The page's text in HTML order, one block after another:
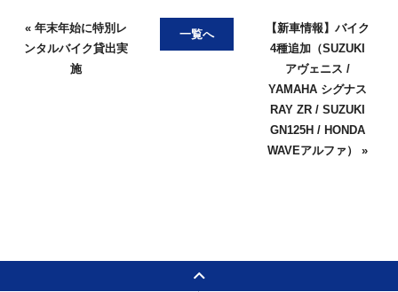
« 年末年始に特別レ
ンタルバイク貸出実
施
一覧へ
【新車情報】バイク
4種追加（SUZUKI
アヴェニス /
YAMAHA シグナス
RAY ZR / SUZUKI
GN125H / HONDA
WAVEアルファ） »